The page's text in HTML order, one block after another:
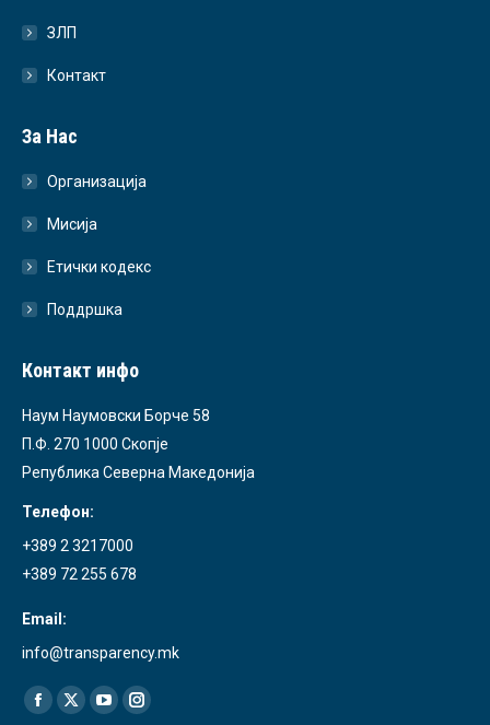
ЗЛП
Контакт
За Нас
Организација
Мисија
Етички кодекс
Поддршка
Контакт инфо
Наум Наумовски Борче 58
П.Ф. 270 1000 Скопје
Република Северна Македонија
Телефон:
+389 2 3217000
+389 72 255 678
Email:
info@transparency.mk
Find us on:
Facebook
X YouTubeInstagram